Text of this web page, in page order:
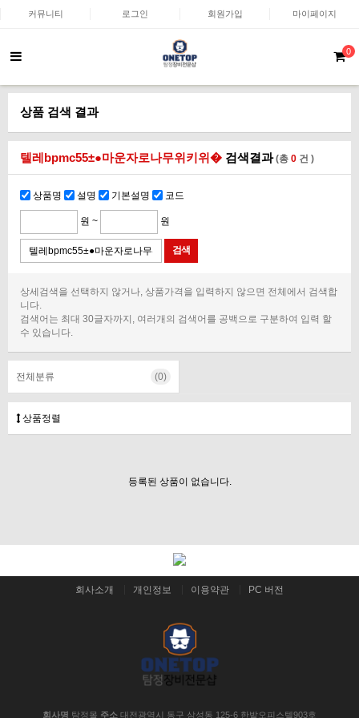
커뮤니티 로그인 회원가입 마이페이지
0
상품 검색 결과
텔레bpmc55±●마운자로나무위키위� 검색결과(총 0 건 )
상품명 설명 기본설명 코드
원 ~ 원
상세검색을 선택하지 않거나, 상품가격을 입력하지 않으면 전체에서 검색합
니다.
검색어는 최대 30글자까지, 여러개의 검색어를 공백으로 구분하여 입력 할
수 있습니다.
전체분류 (0)
상품정렬
등록된 상품이 없습니다.
회사소개 개인정보 이용약관 PC 버전
회사명 탐정몰 주소 대전광역시 동구 삼성동 125-6 한밭오피스텔903호